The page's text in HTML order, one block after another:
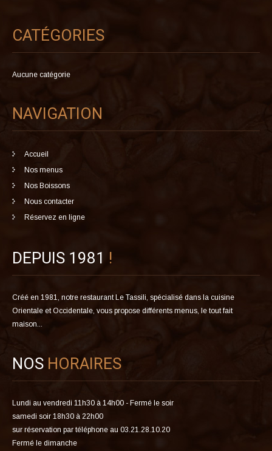
CATÉGORIES
Aucune catégorie
NAVIGATION
Accueil
Nos menus
Nos Boissons
Nous contacter
Réservez en ligne
DEPUIS 1981 !
Créé en 1981, notre restaurant Le Tassili, spécialisé dans la cuisine
Orientale et Occidentale, vous propose différents menus, le tout fait
maison...
NOS HORAIRES
Lundi au vendredi 11h30 à 14h00 - Fermé le soir
samedi soir 18h30 à 22h00
sur réservation par téléphone au 03.21.28.10.20
Fermé le dimanche